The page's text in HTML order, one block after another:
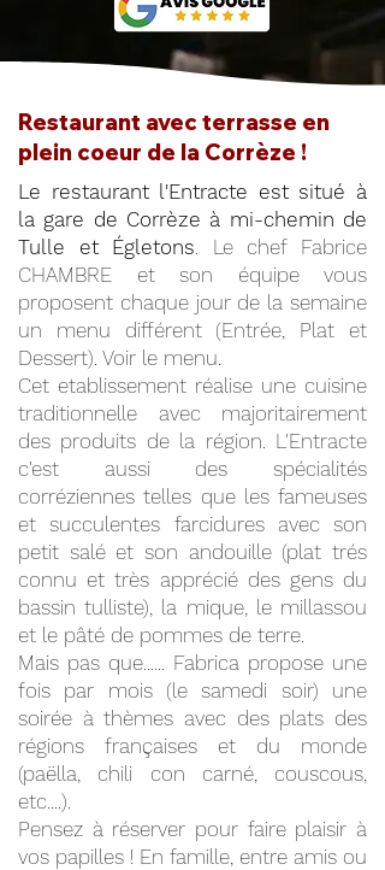
Restaurant avec terrasse en
plein coeur de la Corrèze !
Le restaurant l'Entracte est situé à
la gare de Corrèze à mi-chemin de
Tulle et Égletons. Le chef Fabrice
CHAMBRE et son équipe vous
proposent chaque jour de la semaine
un menu différent (Entrée, Plat et
Dessert). Voir le menu.
Cet etablissement réalise une cuisine
traditionnelle avec majoritairement
des produits de la région. L'Entracte
c'est aussi des spécialités
corréziennes telles que les fameuses
et succulentes farcidures avec son
petit salé et son andouille (plat trés
connu et très apprécié des gens du
bassin tulliste), la mique, le millassou
et le pâté de pommes de terre.
Mais pas que...... Fabrica propose une
fois par mois (le samedi soir) une
soirée à thèmes avec des plats des
régions françaises et du monde
(paëlla, chili con carné, couscous,
etc....).
Pensez à réserver pour faire plaisir à
vos papilles ! En famille, entre amis ou